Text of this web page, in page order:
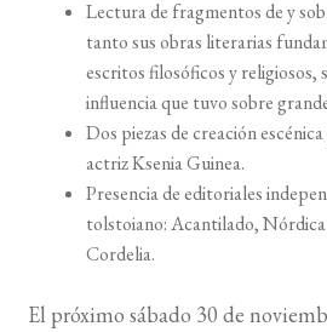
Lectura de fragmentos de y
tanto sus obras literarias
escritos filosóficos y religiosos,
influencia que tuvo sobre
Dos piezas de creación
actriz Ksenia Guinea.
Presencia de editoriales
tolstoiano: Acantilado,
Cordelia.
El próximo sábado 30 de